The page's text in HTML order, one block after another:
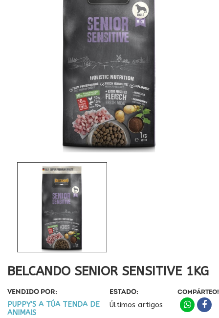
BELCANDO SENIOR SENSITIVE 1KG
VENDIDO POR:
PUPPY'S A TÚA TENDA DE
ANIMAIS
ESTADO:
Últimos artigos
COMPÁRTEO!